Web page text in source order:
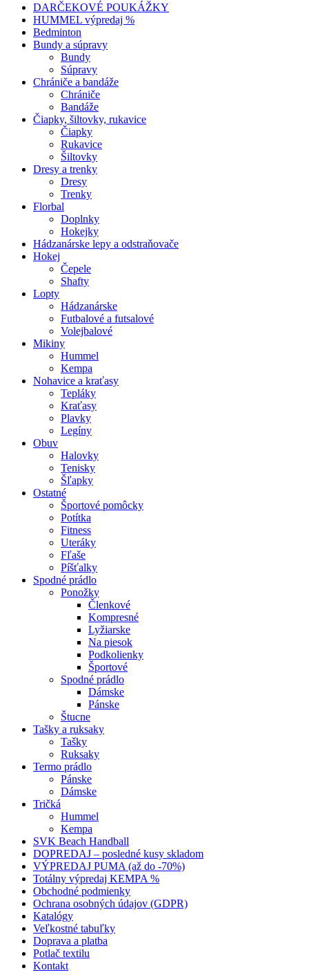
DARČEKOVÉ POUKÁŽKY
HUMMEL výpredaj %
Bedminton
Bundy a súpravy
Bundy
Súpravy
Chrániče a bandáže
Chrániče
Bandáže
Čiapky, šiltovky, rukavice
Čiapky
Rukavice
Šiltovky
Dresy a trenky
Dresy
Trenky
Florbal
Doplnky
Hokejky
Hádzanárske lepy a odstraňovače
Hokej
Čepele
Shafty
Lopty
Hádzanárske
Futbalové a futsalové
Volejbalové
Mikiny
Hummel
Kempa
Nohavice a kraťasy
Tepláky
Kraťasy
Plavky
Legíny
Obuv
Halovky
Tenisky
Šľapky
Ostatné
Športové pomôcky
Potítka
Fitness
Uteráky
Fľaše
Píšťalky
Spodné prádlo
Ponožky
Členkové
Kompresné
Lyžiarske
Na piesok
Podkolienky
Športové
Spodné prádlo
Dámske
Pánske
Štucne
Tašky a ruksaky
Tašky
Ruksaky
Termo prádlo
Pánske
Dámske
Tričká
Hummel
Kempa
SVK Beach Handball
DOPREDAJ – posledné kusy skladom
VÝPREDAJ PUMA (až do -70%)
Totálny výpredaj KEMPA %
Obchodné podmienky
Ochrana osobných údajov (GDPR)
Katalógy
Veľkostné tabuľky
Doprava a platba
Potlač textilu
Kontakt